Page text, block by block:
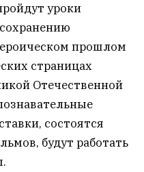
уроки
прошлом
страницах
Отечественной
состоятся
будут работать